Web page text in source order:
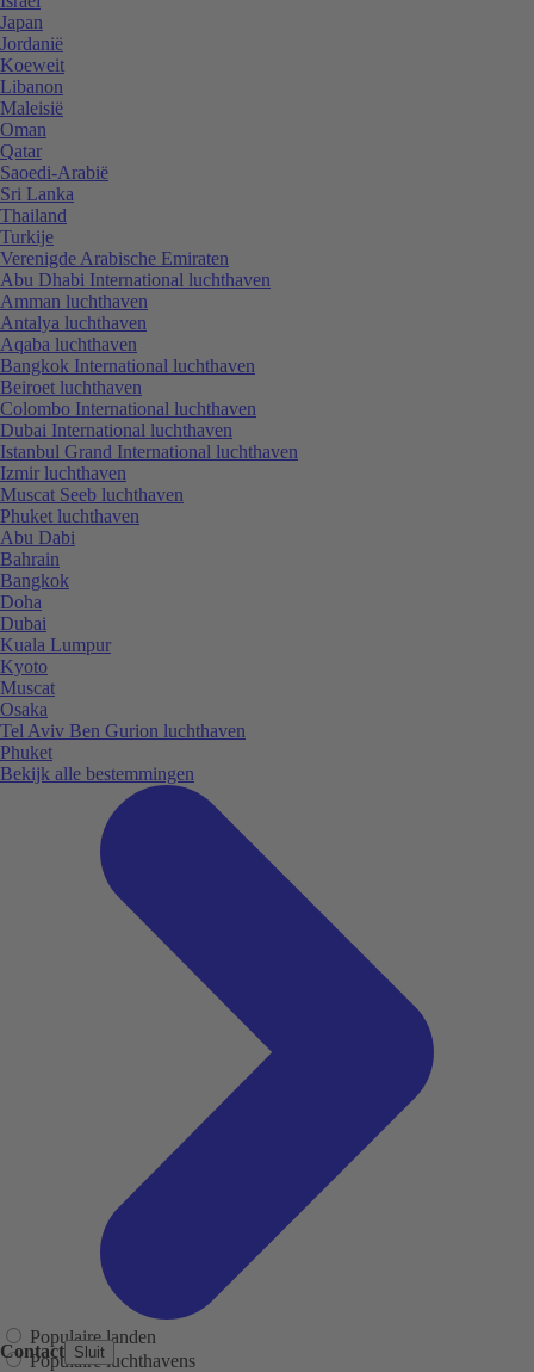
Contact Sluit
Japan
Jordanië
Koeweit
Libanon
Maleisië
Oman
Qatar
Saoedi-Arabië
Sri Lanka
Thailand
Turkije
Verenigde Arabische Emiraten
Abu Dhabi International luchthaven
Amman luchthaven
Antalya luchthaven
Aqaba luchthaven
Bangkok International luchthaven
Beiroet luchthaven
Colombo International luchthaven
Dubai International luchthaven
Istanbul Grand International luchthaven
Izmir luchthaven
Muscat Seeb luchthaven
Phuket luchthaven
Abu Dabi
Bahrain
Bangkok
Doha
Dubai
Kuala Lumpur
Kyoto
Muscat
Osaka
Tel Aviv Ben Gurion luchthaven
Phuket
Bekijk alle bestemmingen
Populaire landen
Populaire luchthavens